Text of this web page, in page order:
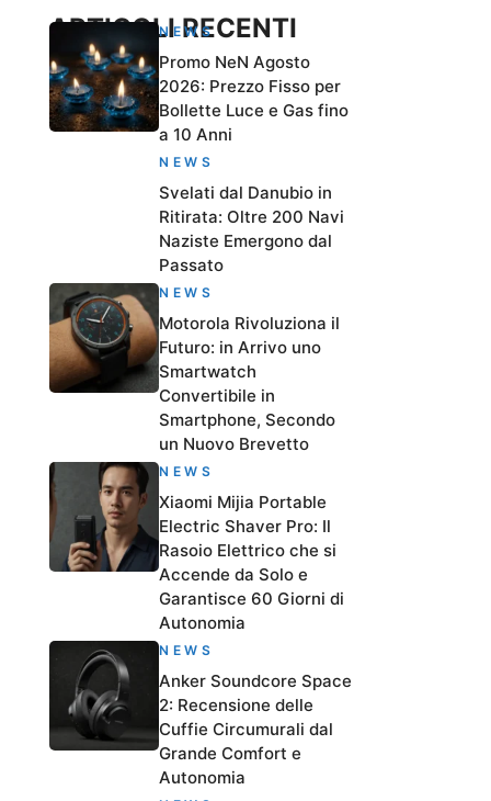
ARTICOLI RECENTI
NEWS
Promo NeN Agosto
2026: Prezzo Fisso per
Bollette Luce e Gas fino
a 10 Anni
NEWS
Svelati dal Danubio in
Ritirata: Oltre 200 Navi
Naziste Emergono dal
Passato
NEWS
Motorola Rivoluziona il
Futuro: in Arrivo uno
Smartwatch
Convertibile in
Smartphone, Secondo
un Nuovo Brevetto
NEWS
Xiaomi Mijia Portable
Electric Shaver Pro: Il
Rasoio Elettrico che si
Accende da Solo e
Garantisce 60 Giorni di
Autonomia
NEWS
Anker Soundcore Space
2: Recensione delle
Cuffie Circumurali dal
Grande Comfort e
Autonomia